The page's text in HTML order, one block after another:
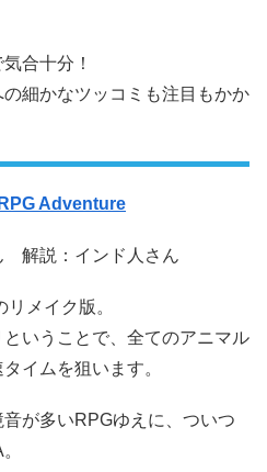
合十分！
細かなツッコミも注目もかか
Adventure
解説：インド人さん
メイク版。
いうことで、全てのアニマル
イムを狙います。
が多いRPGゆえに、ついつ